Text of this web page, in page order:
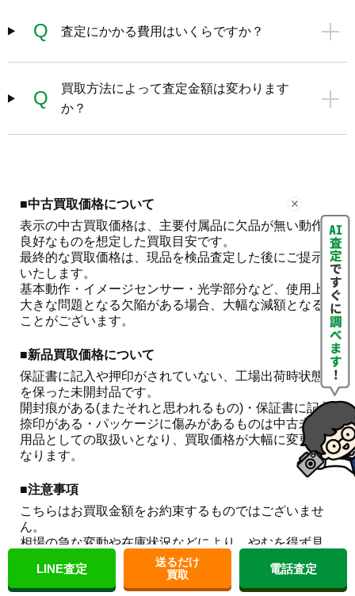
Q 査定にかかる費用はいくらですか？
Q
買取方法によって査定金額は変わります
か？
■中古買取価格について
表示の中古買取価格は、主要付属品に欠品が無い動作
良好なものを想定した買取目安です。
最終的な買取価格は、現品を検品査定した後にご提示
いたします。
基本動作・イメージセンサー・光学部分など、使用上
大きな問題となる欠陥がある場合、大幅な減額となる
ことがございます。
■新品買取価格について
保証書に記入や押印がされていない、工場出荷時状態
を保った未開封品です。
開封痕がある(またそれと思われるもの)・保証書に記入
捺印がある・パッケージに傷みがあるものは中古未使
用品としての取扱いとなり、買取価格が大幅に変更と
なります。
■注意事項
こちらはお買取金額をお約束するものではございませ
ん。
相場の急な変動や在庫状況などにより、やむを得ず見
積り額の変更やお取引の中止をすることがございま
す。LINE査定
送るだけ
買取
電話査定